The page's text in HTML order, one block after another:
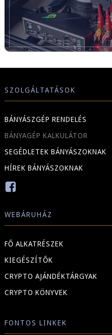
SZOLGÁLTATÁSOK
BÁNYÁSZGÉP RENDELÉS
BÁNYAGÉP KALKULÁTOR
SEGÉDLETEK BÁNYÁSZOKNAK
HÍREK BÁNYÁSZOKNAK
WEBÁRUHÁZ
FŐ ALKATRÉSZEK
KIEGÉSZÍTŐK
CRYPTO AJÁNDÉKTÁRGYAK
CRYPTO KÖNYVEK
FONTOS LINKEK